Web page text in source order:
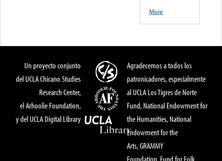
More
Un proyecto conjunto
del UCLA Chicano Studies
Research Center,
el Arhoolie Foundation,
y del UCLA Digital Library
Agradecemos a todos los
patronicadores, especialmente
al UCLA Los Tigres de Norte
Fund, National Endowment for
the Humanities, National
Endowment for the
Arts, GRAMMY
Foundation, Fund for Folk